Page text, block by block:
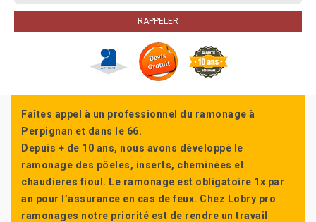
Faîtes appel à un professionnel du ramonage à
Perpignan et dans le 66.
Depuis + de 10 ans, nous avons développé le
ramonage des pôeles, inserts, cheminées et
chaudieres fioul. Le ramonage est obligatoire 1x par
an pour l’assurance en cas de feux. Chez Lobry pro
ramonages notre priorité est de rendre un travail